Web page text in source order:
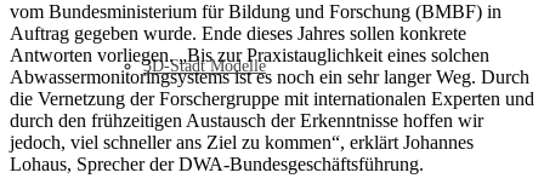
3D-Stadt Modelle
vom Bundesministerium für Bildung und Forschung (BMBF) in
Auftrag gegeben wurde. Ende dieses Jahres sollen konkrete
Antworten vorliegen. „Bis zur Praxistauglichkeit eines solchen
Abwassermonitoringsystems ist es noch ein sehr langer Weg. Durch
die Vernetzung der Forschergruppe mit internationalen Experten und
durch den frühzeitigen Austausch der Erkenntnisse hoffen wir
jedoch, viel schneller ans Ziel zu kommen“, erklärt Johannes
Lohaus, Sprecher der DWA-Bundesgeschäftsführung.